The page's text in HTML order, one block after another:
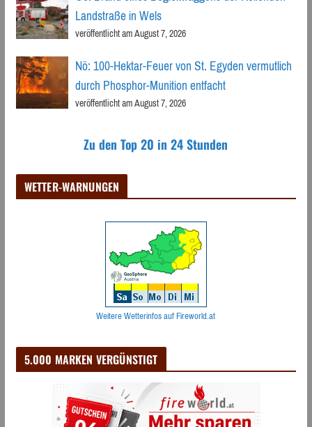
Landstraße in Wels
veröffentlicht am August 7, 2026
Nö: 100-Hektar-Feuer von St. Egyden vermutlich
durch Phosphor-Munition entfacht
veröffentlicht am August 7, 2026
Zu den Top 20 in 24 Stunden
WETTER-WARNUNGEN
Weitere Wetterinfos auf Fireworld.at
5.000 MARKEN VERGÜNSTIGT